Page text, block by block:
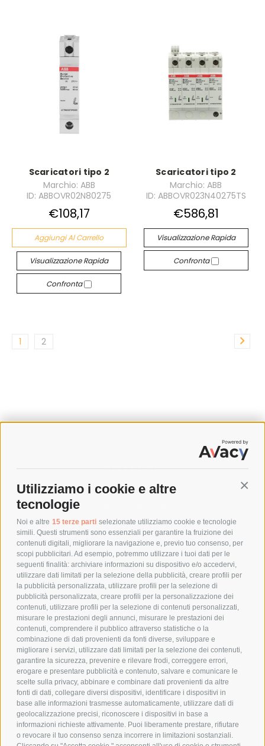
Utilizziamo i cookie e altre
tecnologie
Noi e altre 15 terze parti selezionate utilizziamo cookie e tecnologie
simili. Questi strumenti sono essenziali per garantire la fruizione dei
contenuti digitali, migliorare la navigazione e, previo tuo consenso, per
scopi pubblicitari. Ad esempio, potremmo utilizzare i tuoi dati per le
seguenti finalità: archiviare informazioni su dispositivo e/o accedervi,
utilizzare dati limitati per la selezione della pubblicità, creare profili per
la pubblicità personalizzata, utilizzare profili per la selezione di
pubblicità personalizzata, creare profili per la personalizzazione dei
contenuti, utilizzare profili per la selezione di contenuti personalizzati,
misurare le prestazioni degli annunci, misurare le prestazioni dei
contenuti, comprendere il pubblico attraverso statistiche o la
combinazione di dati provenienti da fonti diverse, sviluppare e
migliorare i servizi, utilizzare dati limitati per la selezione dei contenuti,
garantire la sicurezza, prevenire e rilevare frodi, correggere errori,
erogare e presentare pubblicità e contenuto, salvare e comunicare le
scelte sulla privacy, abbinare e combinare dati provenienti da altre
fonti di dati, collegare diversi dispositivi, identificare i dispositivi in
base alle informazioni trasmesse automaticamente, utilizzare dati di
geolocalizzazione precisi, riconoscere i dispositivi in base a
informazioni richieste attivamente. Puoi liberamente prestare, rifiutare
o revocare il tuo consenso senza incorrere in limitazioni sostanziali.
Scaricatori tipo 2
Marchio: ABB
ID: ABBOVR02N80275
€108,17
Aggiungi Al Carrello
Visualizzazione Rapida
Confronta
Scaricatori tipo 2
Marchio: ABB
ID: ABBOVR023N40275TS
€586,81
Visualizzazione Rapida
Confronta
1 2
SPEDIZIONI
COSTI DI SPEDIZIONE
POLITICA DI RESO
POLICY
PRIVACY POLICY
COOKIE POLICY
PAGAMENTI SICURI
AZIENDA
CHI SIAMO
MARCHI TRATTATI
CONDOMINI